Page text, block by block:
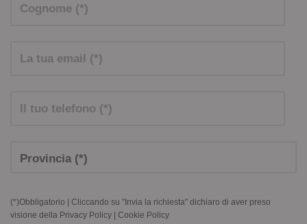
(*)Obbligatorio | Cliccando su "Invia la richiesta" dichiaro di aver preso
visione della Privacy Policy | Cookie Policy